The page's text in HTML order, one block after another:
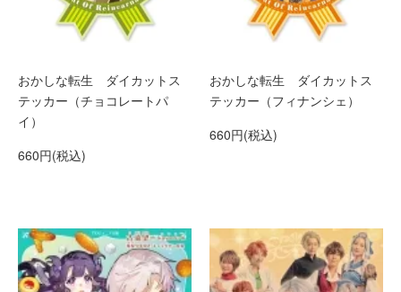
おかしな転生 ダイカットス
テッカー（チョコレートパ
イ）
660円(税込)
おかしな転生 ダイカットス
テッカー（フィナンシェ）
660円(税込)